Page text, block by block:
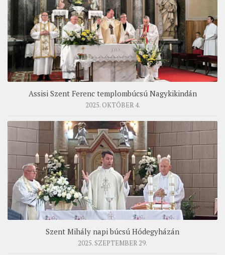
Assisi Szent Ferenc templombúcsú Nagykikindán
2025. OKTÓBER 4.
Szent Mihály napi búcsú Hódegyházán
2025. SZEPTEMBER 29.